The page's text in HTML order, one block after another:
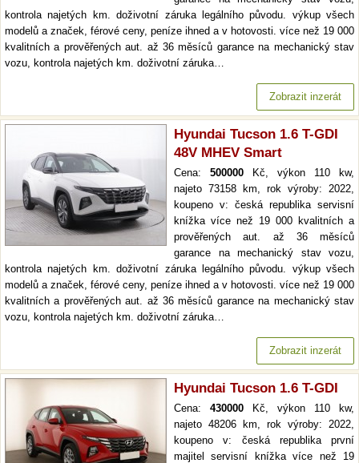
kontrola najetých km. doživotní záruka legálního původu. výkup všech
modelů a značek, férové ceny, peníze ihned a v hotovosti. více než 19 000
kvalitních a prověřených aut. až 36 měsíců garance na mechanický stav
vozu, kontrola najetých km. doživotní záruka…
Zobrazit inzerát
Hyundai Tucson 1.6 T-GDI
48V MHEV Smart
Cena: 500000 Kč, výkon 110 kw,
najeto 73158 km, rok výroby: 2022,
koupeno v: česká republika servisní
knížka více než 19 000 kvalitních a
prověřených aut. až 36 měsíců
garance na mechanický stav vozu,
kontrola najetých km. doživotní záruka legálního původu. výkup všech
modelů a značek, férové ceny, peníze ihned a v hotovosti. více než 19 000
kvalitních a prověřených aut. až 36 měsíců garance na mechanický stav
vozu, kontrola najetých km. doživotní záruka…
Zobrazit inzerát
Hyundai Tucson 1.6 T-GDI
Cena: 430000 Kč, výkon 110 kw,
najeto 48206 km, rok výroby: 2022,
koupeno v: česká republika první
majitel servisní knížka více než 19